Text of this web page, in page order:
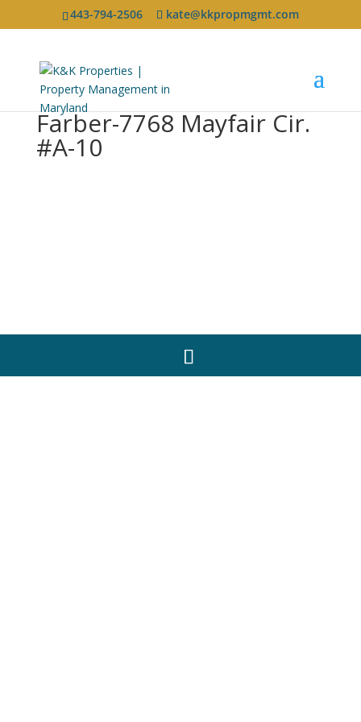
443-794-2506 kate@kkpropmgmt.com
Farber-7768 Mayfair Cir.
#A-10